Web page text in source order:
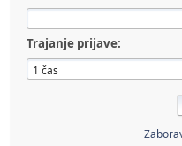
Trajanje prijave: